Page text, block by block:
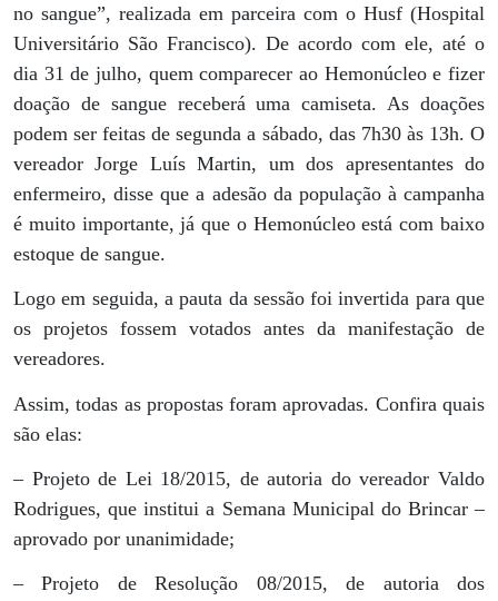
no sangue”, realizada em parceira com o Husf (Hospital
Universitário São Francisco). De acordo com ele, até o
dia 31 de julho, quem comparecer ao Hemonúcleo e fizer
doação de sangue receberá uma camiseta. As doações
podem ser feitas de segunda a sábado, das 7h30 às 13h. O
vereador Jorge Luís Martin, um dos apresentantes do
enfermeiro, disse que a adesão da população à campanha
é muito importante, já que o Hemonúcleo está com baixo
estoque de sangue.
Logo em seguida, a pauta da sessão foi invertida para que
os projetos fossem votados antes da manifestação de
vereadores.
Assim, todas as propostas foram aprovadas. Confira quais
são elas:
– Projeto de Lei 18/2015, de autoria do vereador Valdo
Rodrigues, que institui a Semana Municipal do Brincar –
aprovado por unanimidade;
– Projeto de Resolução 08/2015, de autoria dos